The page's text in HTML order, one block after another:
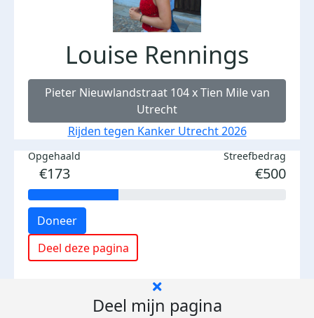
Louise Rennings
Pieter Nieuwlandstraat 104 x Tien Mile van
Utrecht
Rijden tegen Kanker Utrecht 2026
Opgehaald
€173
Streefbedrag
€500
Doneer
Deel deze pagina
Deel mijn pagina